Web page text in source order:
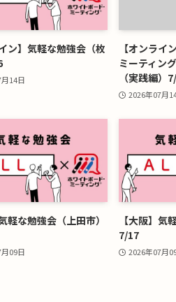
ン】気軽な勉強会（枚
14日
【オンライ
ミーティン
（実践編）
2026年07月
軽な勉強会（上田市）
09日
【大阪】気
7/17
2026年07月